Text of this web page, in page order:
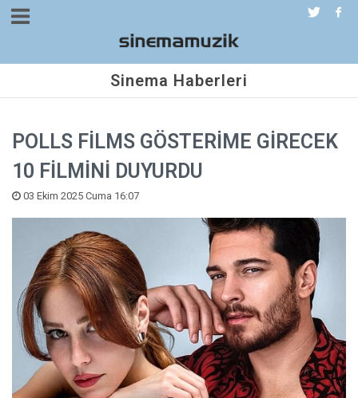
Sinema Haberleri
POLLS FİLMS GÖSTERİME GİRECEK
10 FİLMİNİ DUYURDU
03 Ekim 2025 Cuma 16:07